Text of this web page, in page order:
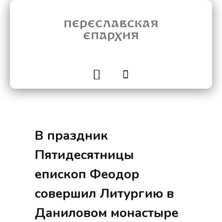
В праздник
Пятидесятницы
епископ Феодор
совершил Литургию в
Даниловом монастыре